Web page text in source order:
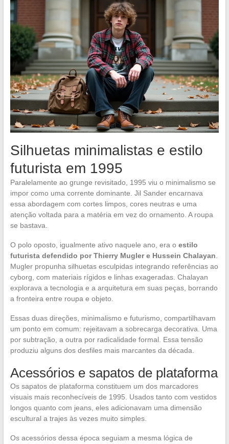
Silhuetas minimalistas e estilo
futurista em 1995
Paralelamente ao grunge revisitado, 1995 viu o minimalismo se
impor como uma corrente dominante. Jil Sander encarnava
essa abordagem com cortes limpos, cores neutras e uma
atenção voltada para a matéria em vez do ornamento. A roupa
se bastava.
O polo oposto, igualmente ativo naquele ano, era o estilo
futurista defendido por Thierry Mugler e Hussein Chalayan
Mugler propunha silhuetas esculpidas integrando referências ao
cyborg, com materiais rígidos e linhas exageradas. Chalayan
explorava a tecnologia e a arquitetura em suas peças, borrando
a fronteira entre roupa e objeto.
Essas duas direções, minimalismo e futurismo, compartilhavam
um ponto em comum: rejeitavam a sobrecarga decorativa. Uma
por subtração, a outra por radicalidade formal. Essa tensão
produziu alguns dos desfiles mais marcantes da década.
Acessórios e sapatos de plataforma
Os sapatos de plataforma constituem um dos marcadores
visuais mais reconhecíveis de 1995. Usados tanto com vestidos
longos quanto com jeans, eles adicionavam uma dimensão
escultural a trajes às vezes muito simples.
Os acessórios dessa época seguiam a mesma lógica de